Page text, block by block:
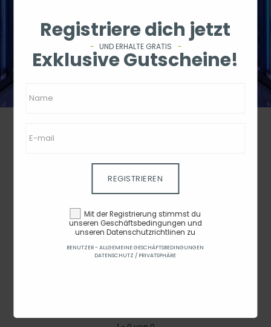
Registriere dich jetzt
UND ERHALTE GRATIS
Exklusive Gutscheine!
REGISTRIEREN
Mit der Registrierung stimmst du
unseren Geschäftsbedingungen und
unseren Datenschutzrichtlinen zu
BENUTZER - ALLGEMEINE GESCHÄFTSBEDINGUNGEN
DATENSCHUTZ / PRIVATSPHÄRE
-